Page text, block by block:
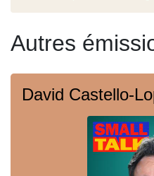
Autres
David Castello-